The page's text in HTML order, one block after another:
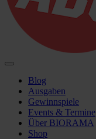
Blog
Ausgaben
Gewinnspiele
Events & Termine
Über BIORAMA
Shop